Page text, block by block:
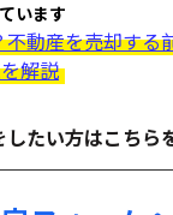
います
動産を売却する
解説
たい方はこちら